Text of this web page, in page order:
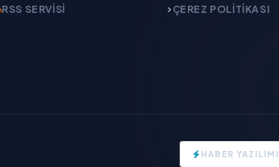
RSS SERVISI ÇEREZ POLITIKASI
HABER YAZILIMI